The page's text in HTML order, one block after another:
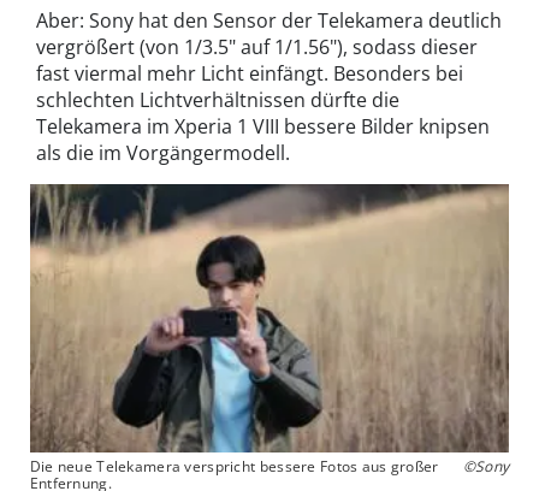
Aber: Sony hat den Sensor der Telekamera deutlich
vergrößert (von 1/3.5" auf 1/1.56"), sodass dieser
fast viermal mehr Licht einfängt. Besonders bei
schlechten Lichtverhältnissen dürfte die
Telekamera im Xperia 1 VIII bessere Bilder knipsen
als die im Vorgängermodell.
Die neue Telekamera verspricht bessere Fotos aus großer
Entfernung.
©Sony